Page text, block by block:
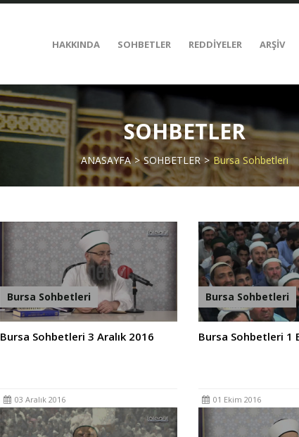
HAKKINDA SOHBETLER REDDİYELER ARŞİV
SOHBETLER
ANASAYFA SOHBETLER Bursa Sohbetleri
Bursa Sohbetleri
Bursa Sohbetleri 3 Aralık 2016
03 Aralık 2016
Bursa Sohbetleri
Bursa Sohbetleri 1
01 Ekim 2016